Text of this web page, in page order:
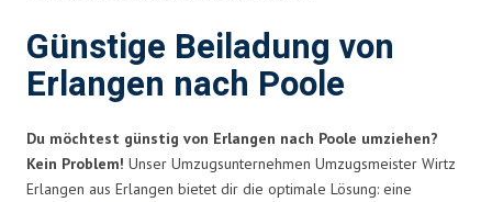
Günstige Beiladung von
Erlangen nach Poole
Du möchtest günstig von Erlangen nach Poole umziehen?
Kein Problem! Unser Umzugsunternehmen Umzugsmeister Wirtz
Erlangen aus Erlangen bietet dir die optimale Lösung: eine